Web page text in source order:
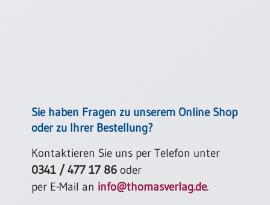
Sie haben Fragen zu unserem Online Shop
oder zu Ihrer Bestellung?
Kontaktieren Sie uns per Telefon unter
0341 / 477 17 86 oder
per E-Mail an info@thomasverlag.de.